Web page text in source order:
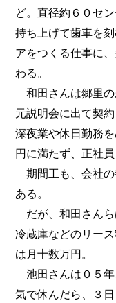
ど。直径約６０セ
持ち上げて歯車を
アをつくる仕事に
わる。
和田さんは郷里の
元説明会に出て契
深夜業や休日勤務
円に満たず、正社
期間工も、会社の
ある。
だが、和田さんら
冷蔵庫などのリー
は月十数万円。
池田さんは０５年
気で休んだら、３